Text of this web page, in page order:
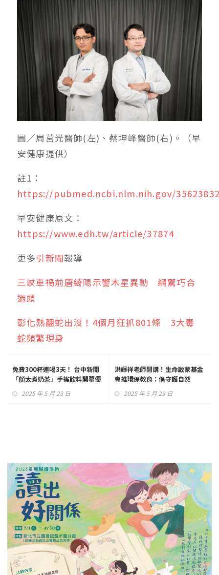
圖／周莒光醫師(左)、蔡坤峰醫師(右)。（早
安健康提供）
註1：
https://pubmed.ncbi.nlm.nih.gov/
早安健康原文：
https://www.edh.tw/article/37874
更多引新聞報導
三峽車禍前唐綺陽示警木星異動 網驚巧合
過頭
彰化熱翻蛇出沒！4個月狂抓801條 3大毒
蛇頻繁現身
免費300杯連喝3天！ 台中新開
「顏太煮奶茶」手搖飲料開幕優
惠再加碼買1送1
2025 年 5 月 23 日
洪輝祥老師開講！生命啟蒙基金
會推環保教育：倡守護自然
2025 年 5 月 23 日